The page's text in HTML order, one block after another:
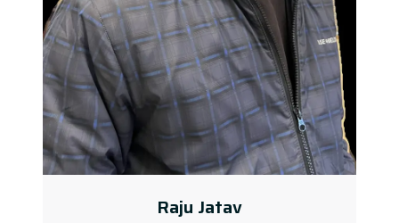
Raju Jatav